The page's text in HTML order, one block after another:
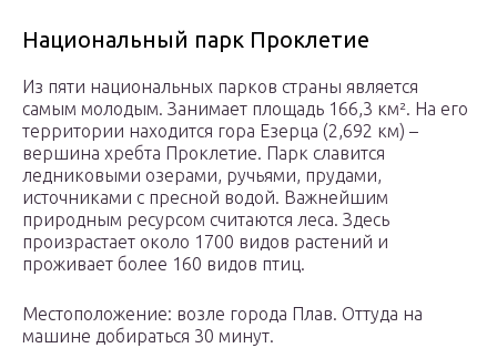
Национальный парк Проклетие
Из пяти национальных парков страны является
самым молодым. Занимает площадь 166,3 км². На его
территории находится гора Езерца (2,692 км) –
вершина хребта Проклетие. Парк славится
ледниковыми озерами, ручьями, прудами,
источниками с пресной водой. Важнейшим
природным ресурсом считаются леса. Здесь
произрастает около 1700 видов растений и
проживает более 160 видов птиц.
Местоположение: возле города Плав. Оттуда на
машине добираться 30 минут.